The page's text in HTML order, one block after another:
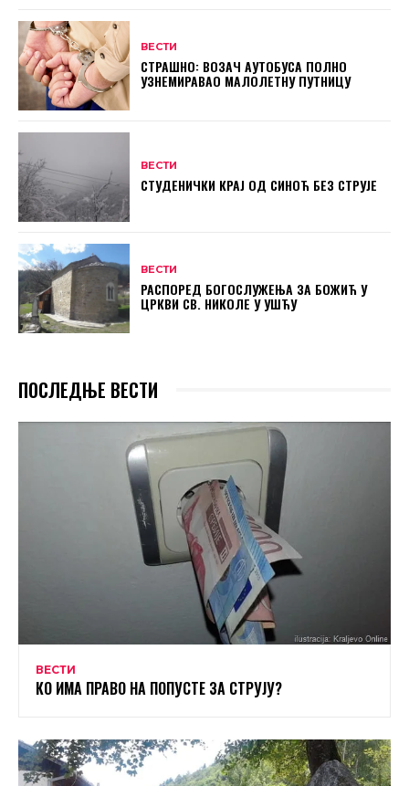
ВЕСТИ
СТРАШНО: ВОЗАЧ АУТОБУСА ПОЛНО
УЗНЕМИРАВАО МАЛОЛЕТНУ ПУТНИЦУ
ВЕСТИ
СТУДЕНИЧКИ КРАЈ ОД СИНОЋ БЕЗ СТРУЈЕ
ВЕСТИ
РАСПОРЕД БОГОСЛУЖЕЊА ЗА БОЖИЋ У
ЦРКВИ СВ. НИКОЛЕ У УШЋУ
ПОСЛЕДЊЕ ВЕСТИ
ВЕСТИ
КО ИМА ПРАВО НА ПОПУСТЕ ЗА СТРУЈУ?